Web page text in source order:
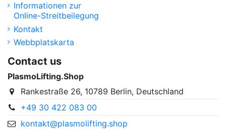
Informationen zur
Online-Streitbeilegung
Kontakt
Webbplatskarta
Contact us
PlasmoLifting.Shop
Rankestraße 26, 10789 Berlin, Deutschland
+49 30 422 083 00
kontakt@plasmolifting.shop